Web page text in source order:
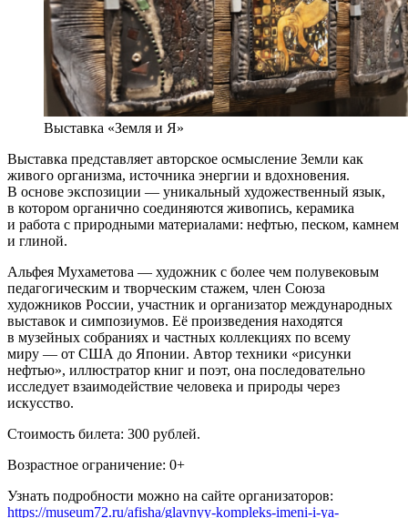
Выставка «Земля и Я»
Выставка представляет авторское осмысление Земли как
живого организма, источника энергии и вдохновения.
В основе экспозиции — уникальный художественный язык,
в котором органично соединяются живопись, керамика
и работа с природными материалами: нефтью, песком, камнем
и глиной.
Альфея Мухаметова — художник с более чем полувековым
педагогическим и творческим стажем, член Союза
художников России, участник и организатор международных
выставок и симпозиумов. Её произведения находятся
в музейных собраниях и частных коллекциях по всему
миру — от США до Японии. Автор техники «рисунки
нефтью», иллюстратор книг и поэт, она последовательно
исследует взаимодействие человека и природы через
искусство.
Стоимость билета: 300 рублей.
Возрастное ограничение: 0+
Узнать подробности можно на сайте организаторов:
https://museum72.ru/afisha/glavnyy-kompleks-imeni-i-ya-